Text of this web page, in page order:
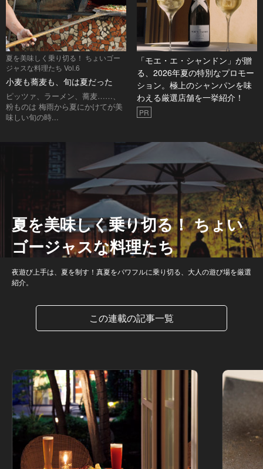
夏を美味しく乗り切る！ ちょいゴー
ジャスな料理たち Vol.6
小麦も蕎麦も、旬は夏だった
ピッツァ、ラーメン、蕎麦……、
粉ものは 梅雨から夏にかけてが美
味しい旬の時...
「モエ・エ・シャンドン」が贈
る、2026年夏の特別なプロモー
ション。極上のシャンパンを味
わえる厳選店舗を一挙紹介！
PR
夏を美味しく乗り切る！ ちょい
ゴージャスな料理たち
夜遊び上手は、夏を制す！真夏をパワフルに乗り切る、大人の遊び場を厳選
紹介。
この連載の記事一覧